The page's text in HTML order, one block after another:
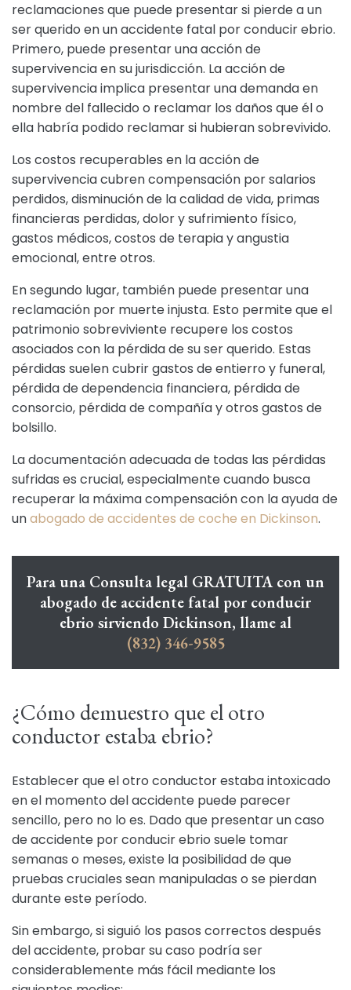
reclamaciones que puede presentar si pierde a un
ser querido en un accidente fatal por conducir ebrio.
Primero, puede presentar una acción de
supervivencia en su jurisdicción. La acción de
supervivencia implica presentar una demanda en
nombre del fallecido o reclamar los daños que él o
ella habría podido reclamar si hubieran sobrevivido.
Los costos recuperables en la acción de
supervivencia cubren compensación por salarios
perdidos, disminución de la calidad de vida, primas
financieras perdidas, dolor y sufrimiento físico,
gastos médicos, costos de terapia y angustia
emocional, entre otros.
En segundo lugar, también puede presentar una
reclamación por muerte injusta. Esto permite que el
patrimonio sobreviviente recupere los costos
asociados con la pérdida de su ser querido. Estas
pérdidas suelen cubrir gastos de entierro y funeral,
pérdida de dependencia financiera, pérdida de
consorcio, pérdida de compañía y otros gastos de
bolsillo.
La documentación adecuada de todas las pérdidas
sufridas es crucial, especialmente cuando busca
recuperar la máxima compensación con la ayuda de
unabogado de accidentes de coche en Dickinson.
Para una Consulta legal GRATUITA con un
abogado de accidente fatal por conducir
ebrio sirviendo Dickinson, llame al
(832) 346-9585
¿Cómo demuestro que el otro
conductor estaba ebrio?
Establecer que el otro conductor estaba intoxicado
en el momento del accidente puede parecer
sencillo, pero no lo es. Dado que presentar un caso
de accidente por conducir ebrio suele tomar
semanas o meses, existe la posibilidad de que
pruebas cruciales sean manipuladas o se pierdan
durante este período.
Sin embargo, si siguió los pasos correctos después
del accidente, probar su caso podría ser
considerablemente más fácil mediante los